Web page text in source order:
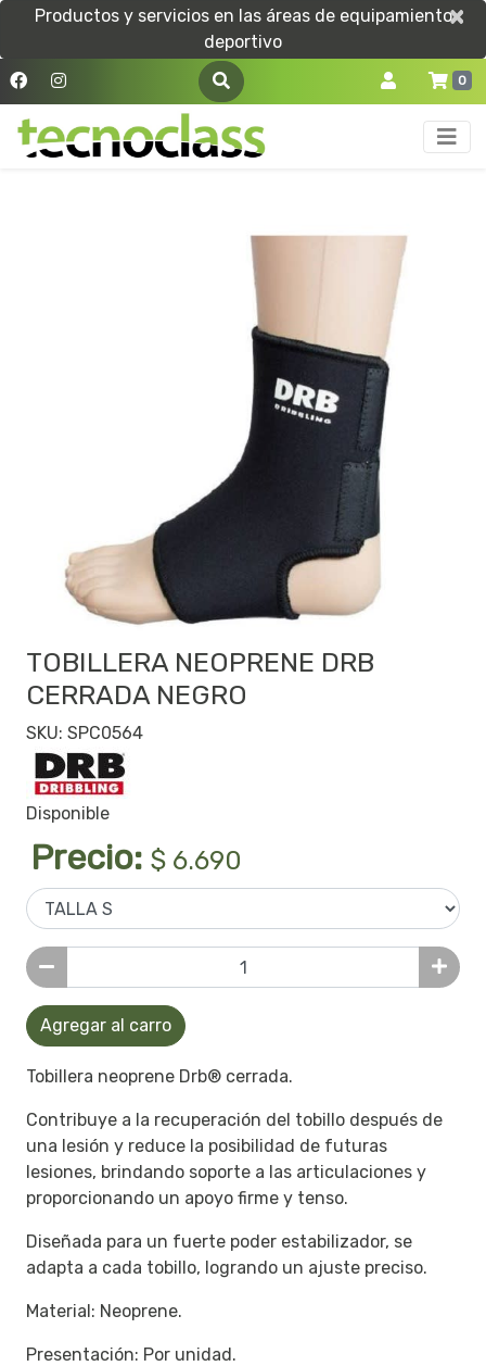
Productos y servicios en las áreas de equipamiento
deportivo
×
×
0
TOBILLERA NEOPRENE DRB
CERRADA NEGRO
SKU: SPC0564
Disponible
Precio: $ 6.690
Agregar al carro
Tobillera neoprene Drb® cerrada.
Contribuye a la recuperación del tobillo después de
una lesión y reduce la posibilidad de futuras
lesiones, brindando soporte a las articulaciones y
proporcionando un apoyo firme y tenso.
Diseñada para un fuerte poder estabilizador, se
adapta a cada tobillo, logrando un ajuste preciso.
Material: Neoprene.
Presentación: Por unidad.